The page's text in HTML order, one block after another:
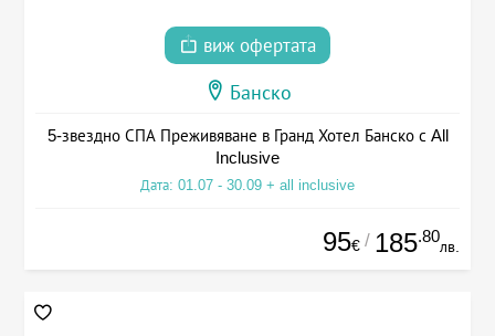
виж офертата
Банско
5-звездно СПА Преживяване в Гранд Хотел Банско с All
Inclusive
Дата: 01.07 - 30.09 + all inclusive
95€ / 185.80
лв.